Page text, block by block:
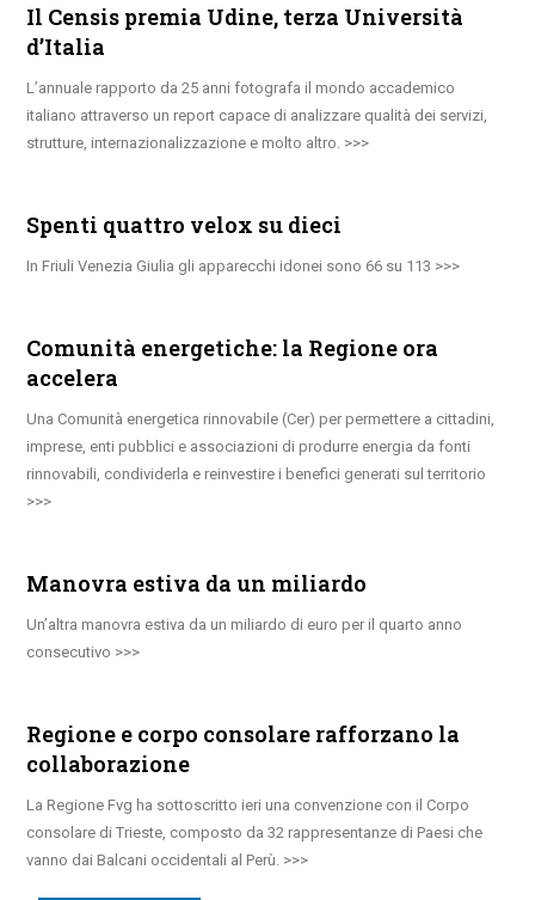
Il Censis premia Udine, terza Università
d’Italia
L’annuale rapporto da 25 anni fotografa il mondo accademico
italiano attraverso un report capace di analizzare qualità dei servizi,
strutture, internazionalizzazione e molto altro.
Spenti quattro velox su dieci
In Friuli Venezia Giulia gli apparecchi idonei sono 66 su 113
Comunità energetiche: la Regione ora
accelera
Una Comunità energetica rinnovabile (Cer) per permettere a cittadini,
imprese, enti pubblici e associazioni di produrre energia da fonti
rinnovabili, condividerla e reinvestire i benefici generati sul territorio
Manovra estiva da un miliardo
Un’altra manovra estiva da un miliardo di euro per il quarto anno
consecutivo
Regione e corpo consolare rafforzano la
collaborazione
La Regione Fvg ha sottoscritto ieri una convenzione con il Corpo
consolare di Trieste, composto da 32 rappresentanze di Paesi che
vanno dai Balcani occidentali al Perù.